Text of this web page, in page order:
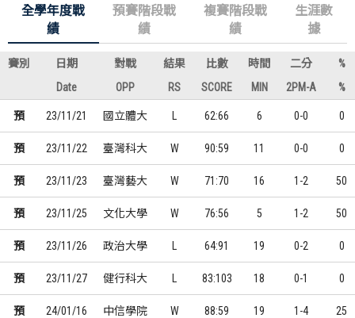
全學年度戰
績
預賽階段戰
績
複賽階段戰
績
生涯數
據
賽別 日期 對戰 結果 比數 時間 二分
%
Date
OPP RS SCORE MIN 2PM-A %
預 23/11/21 國立體大 62:66 6 0-0 0
預 23/11/22 臺灣科大 W 90:59 11 0-0 0
預 23/11/23 臺灣藝大 W 71:70 16 1-2 50
預 23/11/25 文化大學 W 76:56 5 1-2 50
預 23/11/26 政治大學 64:91 19 0-2 0
預 23/11/27 健行科大 83:103 18 0-1 0
預 24/01/16 中信學院 W 88:59 19 1-4 25